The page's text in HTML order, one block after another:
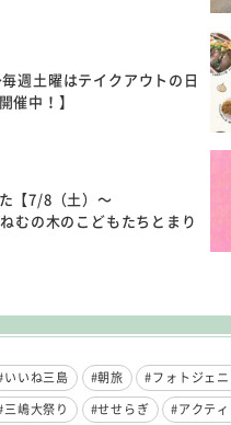
週土曜はテイクアウトの日
催中！】
【7/8（土）～
むの木のこどもたちとまり
いいね三島 #朝旅 #フォトジェ
三嶋大祭り #せせらぎ
#アクテ